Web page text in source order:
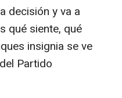
decisión y va a
qué siente, qué
insignia se ve
Partido